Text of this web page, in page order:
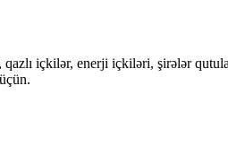
içkilər, enerji içkiləri, şirələr